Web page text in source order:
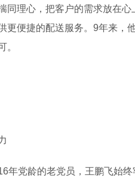
理心，把客户的需求放在心
更便捷的配送服务。9年来，
。
党龄的老党员，王鹏飞始终